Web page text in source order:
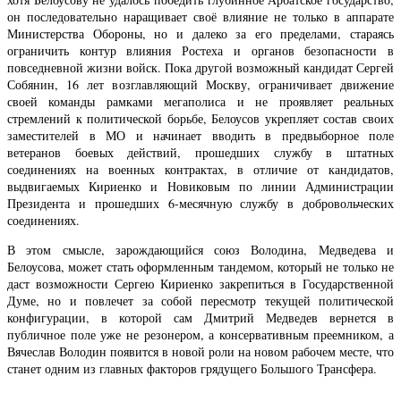
он последовательно наращивает своё влияние не только в аппарате
Министерства Обороны, но и далеко за его пределами, стараясь
ограничить контур влияния Ростеха и органов безопасности в
повседневной жизни войск. Пока другой возможный кандидат Сергей
Собянин, 16 лет возглавляющий Москву, ограничивает движение
своей команды рамками мегаполиса и не проявляет реальных
стремлений к политической борьбе, Белоусов укрепляет состав своих
заместителей в МО и начинает вводить в предвыборное поле
ветеранов боевых действий, прошедших службу в штатных
соединениях на военных контрактах, в отличие от кандидатов,
выдвигаемых Кириенко и Новиковым по линии Администрации
Президента и прошедших 6-месячную службу в добровольческих
соединениях.
В этом смысле, зарождающийся союз Володина, Медведева и
Белоусова, может стать оформленным тандемом, который не только не
даст возможности Сергею Кириенко закрепиться в Государственной
Думе, но и повлечет за собой пересмотр текущей политической
конфигурации, в которой сам Дмитрий Медведев вернется в
публичное поле уже не резонером, а консервативным преемником, а
Вячеслав Володин появится в новой роли на новом рабочем месте, что
станет одним из главных факторов грядущего Большого Трансфера.